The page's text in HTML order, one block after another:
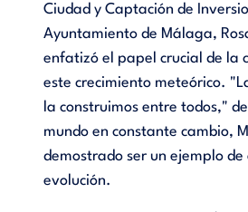
Ciudad y Captación de
Ayuntamiento de Málaga,
enfatizó el papel crucial de la
este crecimiento meteórico.
la construimos entre todos,"
mundo en constante cambio,
demostrado ser un ejemplo
evolución.